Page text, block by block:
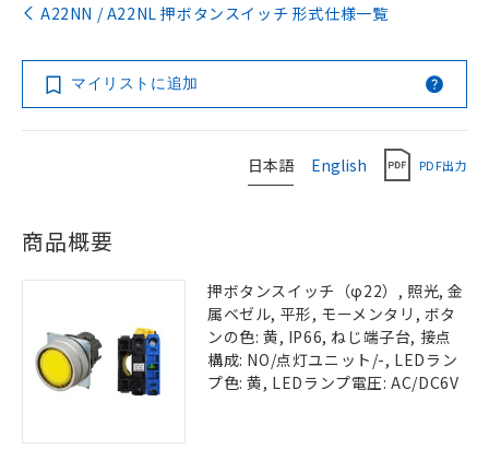
A22NN / A22NL 押ボタンスイッチ 形式仕様一覧
マイリストに追加
日本語 English PDF出力
商品概要
押ボタンスイッチ（φ22）, 照光, 金
属ベゼル, 平形, モーメンタリ, ボタ
ンの色: 黄, IP66, ねじ端子台, 接点
構成: NO/点灯ユニット/-, LEDラン
プ色: 黄, LEDランプ電圧: AC/DC6V